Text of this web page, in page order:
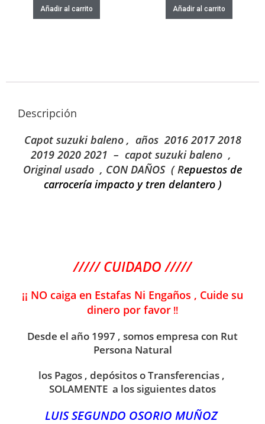
Añadir al carrito Añadir al carrito
Descripción
Capot suzuki baleno , años 2016 2017 2018
2019 2020 2021 – capot suzuki baleno ,
Original usado , CON DAÑOS ( Repuestos de
carrocería impacto y tren delantero )
///// CUIDADO /////
¡¡ NO caiga en Estafas Ni Engaños , Cuide su
dinero por favor !!
Desde el año 1997 , somos empresa con Rut
Persona Natural
los Pagos , depósitos o Transferencias ,
SOLAMENTE a los siguientes datos
LUIS SEGUNDO OSORIO MUÑOZ